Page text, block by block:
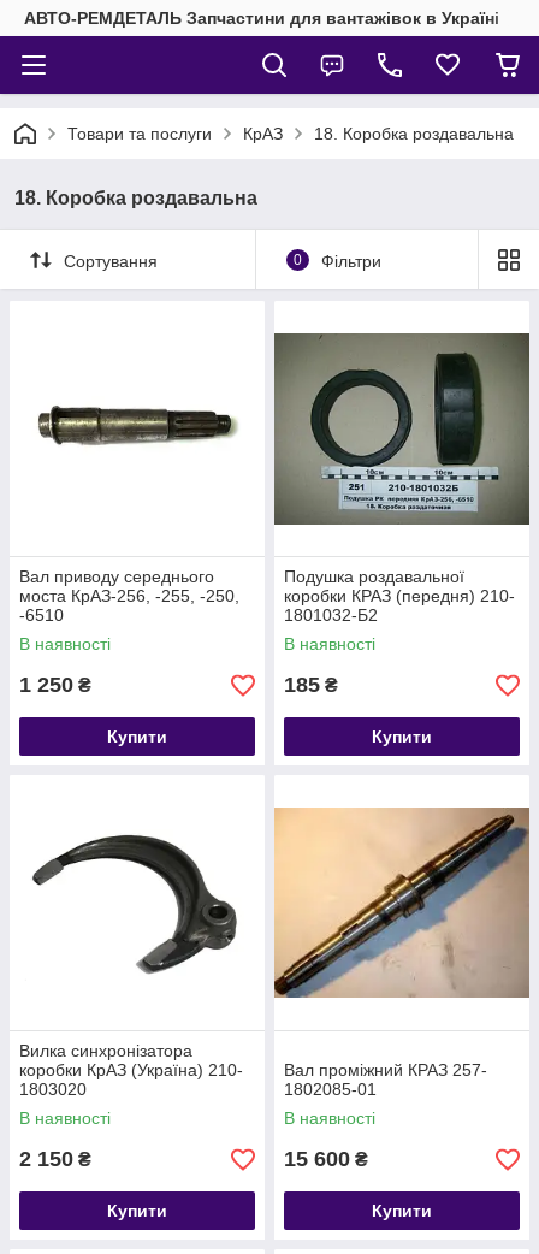
АВТО-РЕМДЕТАЛЬ Запчастини для вантажівок в Україні
Товари та послуги КрАЗ 18. Коробка роздавальна
18. Коробка роздавальна
Сортування 0 Фільтри
Вал приводу середнього
моста КрАЗ-256, -255, -250,
-6510
В наявності
1 250 ₴
Купити
Подушка роздавальної
коробки КРАЗ (передня) 210-
1801032-Б2
В наявності
185 ₴
Купити
Вилка синхронізатора
коробки КрАЗ (Україна) 210-
1803020
В наявності
2 150 ₴
Купити
Вал проміжний КРАЗ 257-
1802085-01
В наявності
15 600 ₴
Купити